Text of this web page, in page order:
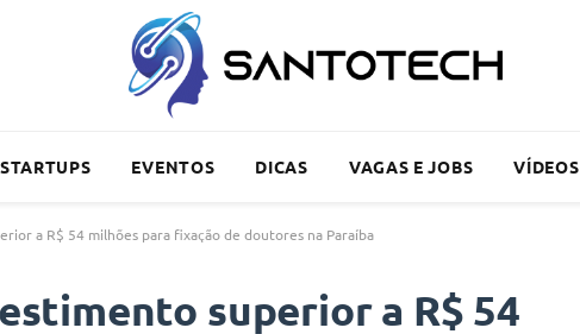
STARTUPS EVENTOS DICAS VAGAS E JOBS VÍDEOS
a R$ 54 milhões para fixação de doutores na Paraíba
superior a R$ 54